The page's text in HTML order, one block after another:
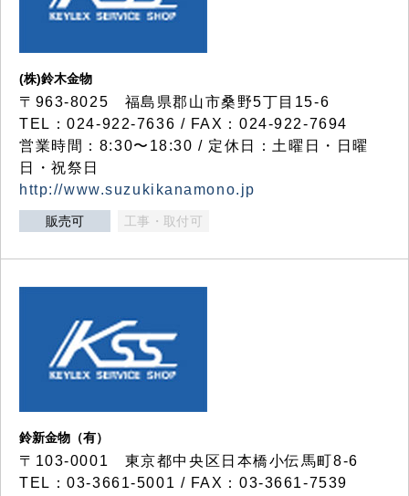
(株)鈴木金物
〒963-8025 福島県郡山市桑野5丁目15-6
TEL：024-922-7636 / FAX：024-922-7694
営業時間：8:30〜18:30 / 定休日：土曜日・日曜
日・祝祭日
http://www.suzukikanamono.jp
販売可 工事・取付可
鈴新金物（有）
〒103-0001 東京都中央区日本橋小伝馬町8-6
TEL：03-3661-5001 / FAX：03-3661-7539